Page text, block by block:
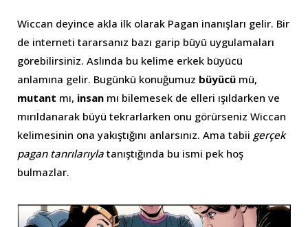
Wiccan deyince akla ilk olarak Pagan inanışları gelir. Bir
de interneti tararsanız bazı garip büyü uygulamaları
görebilirsiniz. Aslında bu kelime erkek büyücü
anlamına gelir. Bugünkü konuğumuz büyücü mü,
mutant mı, insan mı bilemesek de elleri ışıldarken ve
mırıldanarak büyü tekrarlarken onu görürseniz Wiccan
kelimesinin ona yakıştığını anlarsınız. Ama tabii gerçek
pagan tanrılarıyla tanıştığında bu ismi pek hoş
bulmazlar.